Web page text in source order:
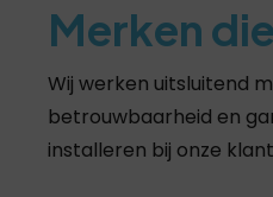
Merken
Wij werken uitsluitend
betrouwbaarheid en
installeren bij onze